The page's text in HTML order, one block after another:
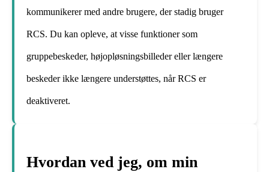
kommunikerer med andre brugere, der stadig bruger
RCS. Du kan opleve, at visse funktioner som
gruppebeskeder, højopløsningsbilleder eller længere
beskeder ikke længere understøttes, når RCS er
deaktiveret.
Hvordan ved jeg, om min